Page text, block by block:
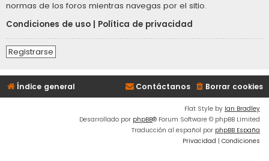
normas de los foros mientras navegas por el sitio.
Condiciones de uso
Política de privacidad
Registrarse
Índice general Borrar cookies
Contáctanos
Flat Style by Ian Bradley
Desarrollado por phpBB® Forum Software © phpBB Limited
Traducción al español por phpBB España
Privacidad | Condiciones